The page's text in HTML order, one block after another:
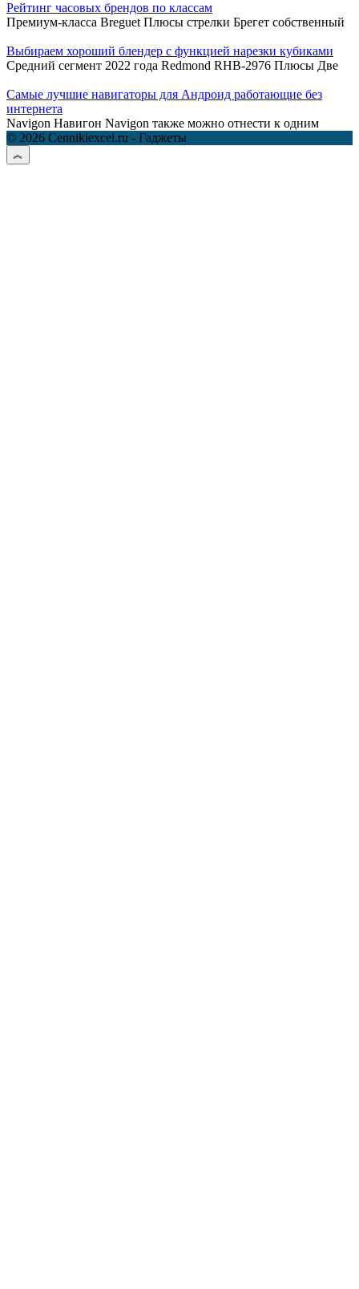
Рейтинг часовых брендов по классам
Премиум-класса Breguet Плюсы стрелки Брегет собственный
Выбираем хороший блендер с функцией нарезки кубиками
Средний сегмент 2022 года Redmond RHB-2976 Плюсы Две
Самые лучшие навигаторы для Андроид работающие без
интернета
Navigon Навигон Navigon также можно отнести к одним
© 2026 Cennikiexcel.ru - Гаджеты